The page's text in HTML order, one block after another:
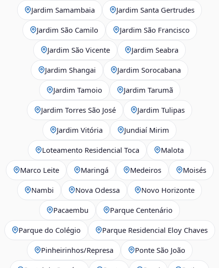
Jardim Samambaia Jardim Santa Gertrudes
Jardim São Camilo Jardim São Francisco
Jardim São Vicente Jardim Seabra
Jardim Shangai Jardim Sorocabana
Jardim Tamoio Jardim Tarumã
Jardim Torres São José Jardim Tulipas
Jardim Vitória Jundiaí Mirim
Loteamento Residencial Toca Malota
Marco Leite Maringá Medeiros Moisés
Nambi Nova Odessa Novo Horizonte
Pacaembu Parque Centenário
Parque do Colégio Parque Residencial Eloy Chaves
Pinheirinhos/Represa Ponte São João